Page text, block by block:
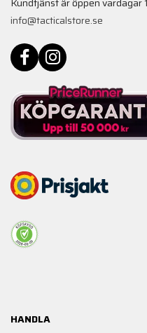
info@tacticalstore.se
HANDLA